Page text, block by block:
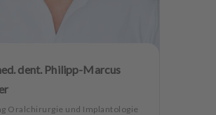
dent. Philipp-Marcus
Oralchirurgie und Implantologie